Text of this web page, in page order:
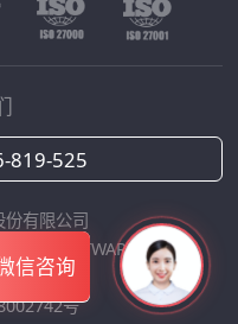
819-525
有限公司
SOFTWARE
号-1
号
信咨询